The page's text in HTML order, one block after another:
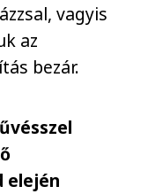
vagyis
az
bezár.
elején